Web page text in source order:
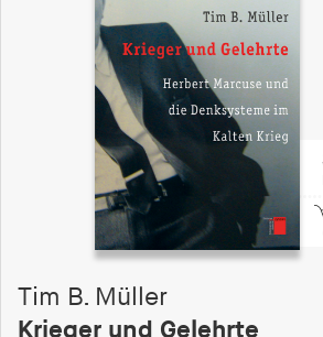
Tim B. Müller
Krieger und Gelehrte